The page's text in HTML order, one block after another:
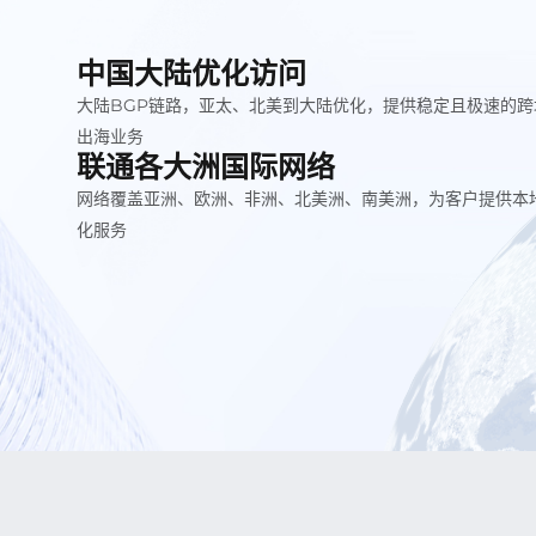
中国大陆优化访问
大陆BGP链路，亚太、北美到大陆优化，提供稳定且极速的
出海业务
联通各大洲国际网络
网络覆盖亚洲、欧洲、非洲、北美洲、南美洲，为客户提供本
化服务